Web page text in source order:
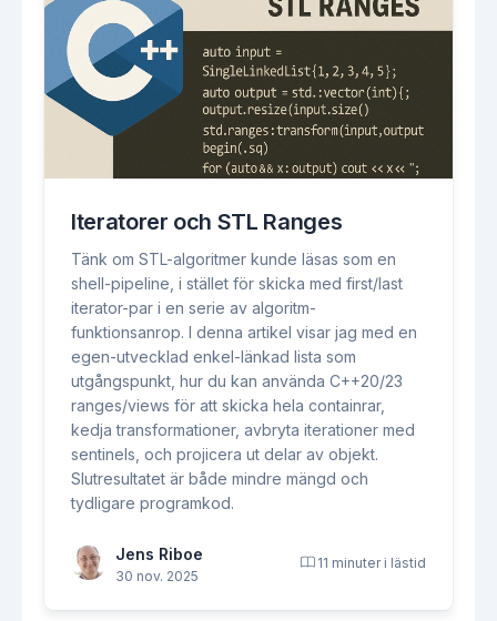
Iteratorer och STL Ranges
Tänk om STL-algoritmer kunde läsas som en
shell-pipeline, i stället för skicka med first/last
iterator-par i en serie av algoritm-
funktionsanrop. I denna artikel visar jag med en
egen-utvecklad enkel-länkad lista som
utgångspunkt, hur du kan använda C++20/23
ranges/views för att skicka hela containrar,
kedja transformationer, avbryta iterationer med
sentinels, och projicera ut delar av objekt.
Slutresultatet är både mindre mängd och
tydligare programkod.
Jens Riboe
30 nov. 2025
11 minuter i lästid